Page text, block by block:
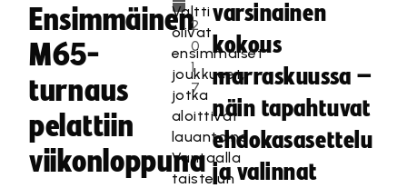
Ensimmäinen
M65-
turnaus
pelattiin
viikonloppuna
.
2
0
1
7
Valtti
olivat
ensimmäiset
joukkueet,
jotka
aloittivat
lauantaina
Vantaalla
taistelun
varsinainen
kokous
marraskuussa –
näin tapahtuvat
ehdokasasettelu
ja valinnat